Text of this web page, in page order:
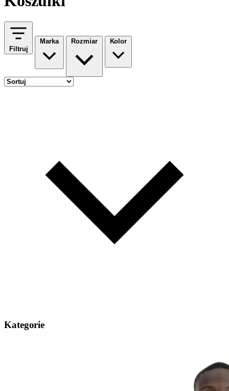
Filtruj
Marka Rozmiar Kolor
Kategorie